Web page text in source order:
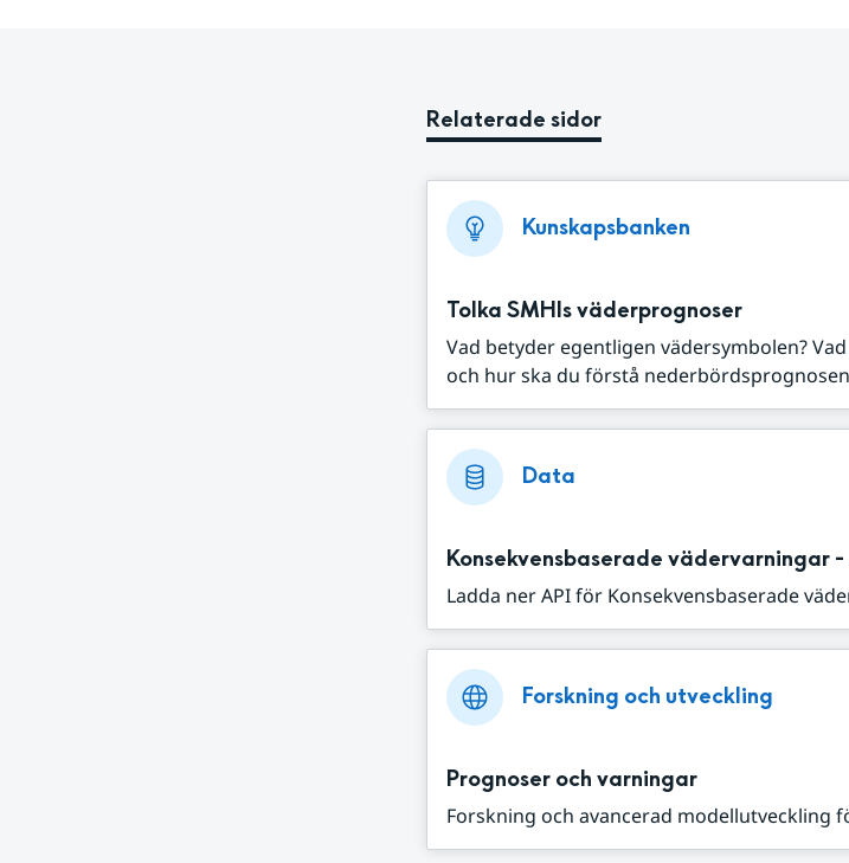
Relaterade sidor
Kunskapsbanken
Tolka SMHIs väderprognoser
Vad betyder egentligen vädersymbolen?
och hur ska du förstå
Data
Konsekvensbaserade vädervarningar -
Ladda ner API för Konsekvensbaserade
Forskning och utveckling
Prognoser och varningar
Forskning och avancerad modellutveckling